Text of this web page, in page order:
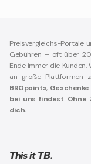
Preisvergleichs-Portale
Gebühren – oft über
Ende immer die
an große Plattformen
BROpoints, Geschenke
bei uns findest. Ohne
dich.
This it TB.